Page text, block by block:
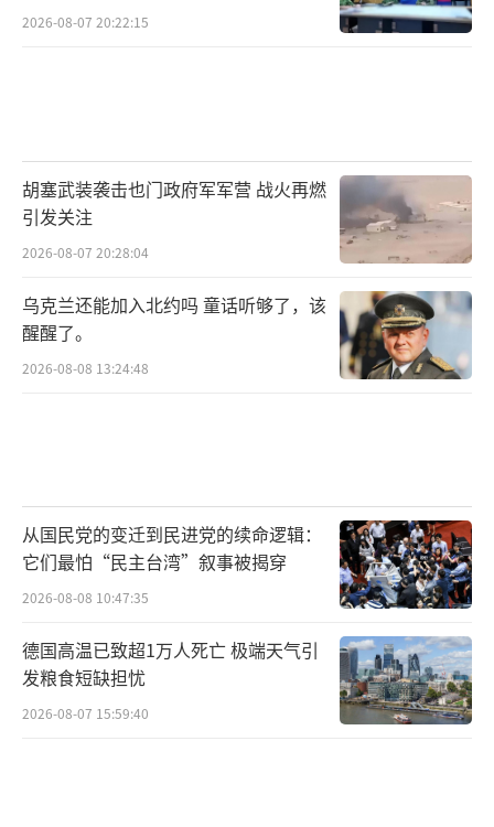
2026-08-07 20:22:15
胡塞武装袭击也门政府军军营 战火再燃
引发关注
2026-08-07 20:28:04
乌克兰还能加入北约吗 童话听够了，该
醒醒了。
2026-08-08 13:24:48
从国民党的变迁到民进党的续命逻辑：
它们最怕“民主台湾”叙事被揭穿
2026-08-08 10:47:35
德国高温已致超1万人死亡 极端天气引
发粮食短缺担忧
2026-08-07 15:59:40